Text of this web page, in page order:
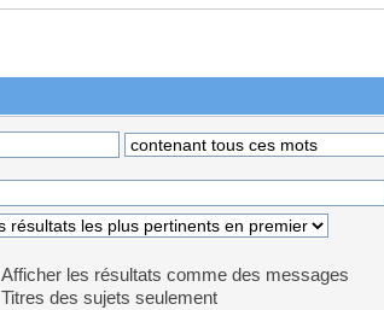
Afficher les résultats comme des messages
Titres des sujets seulement